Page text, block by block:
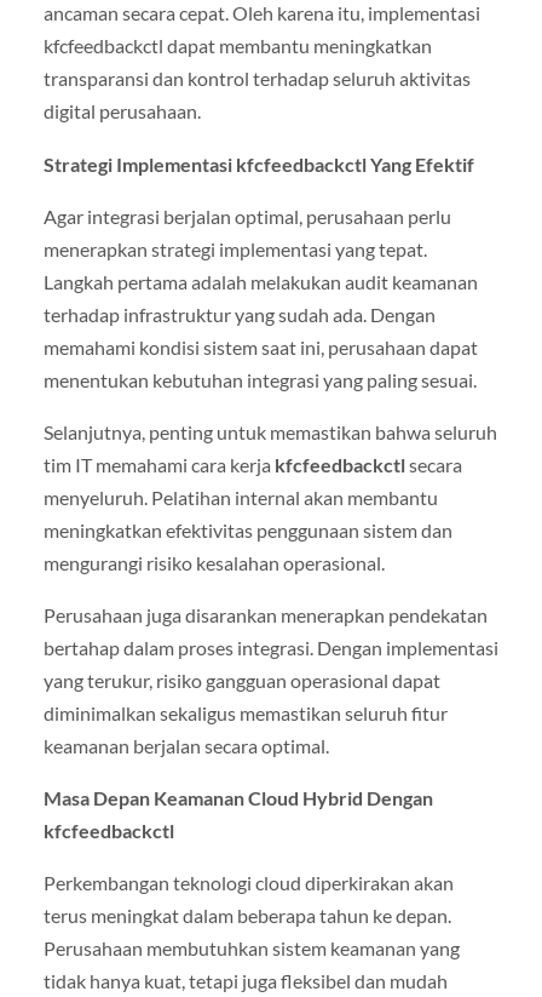
ancaman secara cepat. Oleh karena itu, implementasi
kfcfeedbackctl dapat membantu meningkatkan
transparansi dan kontrol terhadap seluruh aktivitas
digital perusahaan.
Strategi Implementasi kfcfeedbackctl Yang Efektif
Agar integrasi berjalan optimal, perusahaan perlu
menerapkan strategi implementasi yang tepat.
Langkah pertama adalah melakukan audit keamanan
terhadap infrastruktur yang sudah ada. Dengan
memahami kondisi sistem saat ini, perusahaan dapat
menentukan kebutuhan integrasi yang paling sesuai.
Selanjutnya, penting untuk memastikan bahwa seluruh
tim IT memahami cara kerja kfcfeedbackctlsecara
menyeluruh. Pelatihan internal akan membantu
meningkatkan efektivitas penggunaan sistem dan
mengurangi risiko kesalahan operasional.
Perusahaan juga disarankan menerapkan pendekatan
bertahap dalam proses integrasi. Dengan implementasi
yang terukur, risiko gangguan operasional dapat
diminimalkan sekaligus memastikan seluruh fitur
keamanan berjalan secara optimal.
Masa Depan Keamanan Cloud Hybrid Dengan
kfcfeedbackctl
Perkembangan teknologi cloud diperkirakan akan
terus meningkat dalam beberapa tahun ke depan.
Perusahaan membutuhkan sistem keamanan yang
tidak hanya kuat, tetapi juga fleksibel dan mudah